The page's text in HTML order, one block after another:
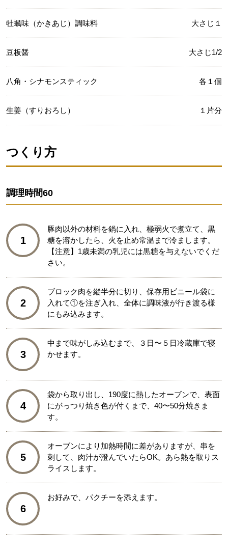
牡蠣味（かきあじ）調味料 大さじ１
豆板醤 大さじ1/2
八角・シナモンスティック 各１個
生姜（すりおろし） １片分
つくり方
調理時間60
1
豚肉以外の材料を鍋に入れ、極弱火で煮立て、黒
糖を溶かしたら、火を止め常温まで冷まします。
【注意】1歳未満の乳児には黒糖を与えないでくだ
さい。
2
ブロック肉を縦半分に切り、保存用ビニール袋に
入れて①を注ぎ入れ、全体に調味液が行き渡る様
にもみ込みます。
3
中まで味がしみ込むまで、３日〜５日冷蔵庫で寝
かせます。
4
袋から取り出し、190度に熱したオーブンで、表面
にがっつり焼き色が付くまで、40〜50分焼きま
す。
5
オーブンにより加熱時間に差がありますが、串を
刺して、肉汁が澄んでいたらOK。あら熱を取りス
ライスします。
6
お好みで、パクチーを添えます。